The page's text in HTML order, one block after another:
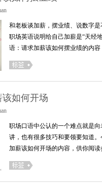
和老板谈加薪，摆业绩、说数字
职场英语说明给自己加薪是“天经
语：请求加薪该如何摆业绩的内
如何开场
职场口语中公认的一个难点就是
讲，也有很多技巧和要领要知道
加薪该如何开场的内容，供你阅读